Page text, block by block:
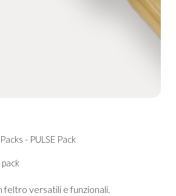
- PULSE Pack
pack
feltro versatili e funzionali.